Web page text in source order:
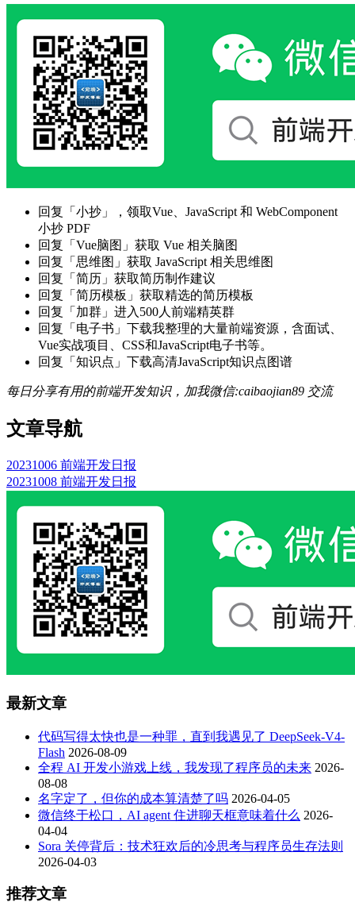
回复「小抄」，领取Vue、JavaScript 和 WebComponent
小抄 PDF
回复「Vue脑图」获取 Vue 相关脑图
回复「思维图」获取 JavaScript 相关思维图
回复「简历」获取简历制作建议
回复「简历模板」获取精选的简历模板
回复「加群」进入500人前端精英群
回复「电子书」下载我整理的大量前端资源，含面试、
Vue实战项目、CSS和JavaScript电子书等。
回复「知识点」下载高清JavaScript知识点图谱
每日分享有用的前端开发知识，加我微信:caibaojian89 交流
文章导航
20231006 前端开发日报
20231008 前端开发日报
最新文章
代码写得太快也是一种罪，直到我遇见了 DeepSeek-V4-
Flash 2026-08-09
全程 AI 开发小游戏上线，我发现了程序员的未来 2026-
08-08
名字定了，但你的成本算清楚了吗 2026-04-05
微信终于松口，AI agent 住进聊天框意味着什么 2026-
04-04
Sora 关停背后：技术狂欢后的冷思考与程序员生存法则
2026-04-03
推荐文章